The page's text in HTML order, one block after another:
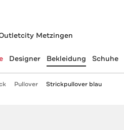
Metzingen
Designer Bekleidung Schuhe
Pullover Strickpullover blau